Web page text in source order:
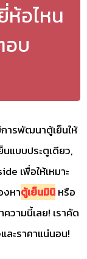
ห้อไหน
อบ
การพัฒนาตู้เย็นให้
นแบบประตูเดียว,
เพื่อให้เหมาะ
งหาตู้เย็นมินิหรือ
วามนี้เลย! เราคัด
ละราคาแน่นอน!